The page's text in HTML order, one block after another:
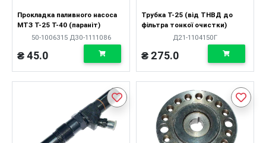
Прокладка паливного насоса
МТЗ Т-25 Т-40 (параніт)
50-1006315 Д30-1111086
₴ 45.0
Трубка Т-25 (від ТНВД до
фільтра тонкої очистки)
Д21-1104150Г
₴ 275.0